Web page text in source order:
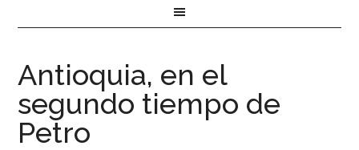
Antioquia, en el
segundo tiempo de
Petro